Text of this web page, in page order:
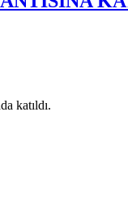
katıldı.